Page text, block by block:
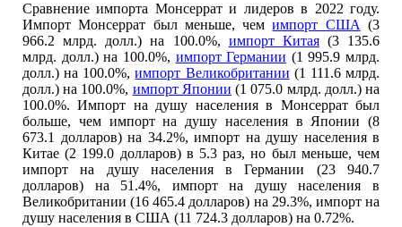
Сравнение импорта Монсеррат и лидеров в 2022 году.
Импорт Монсеррат был меньше, чемимпорт США (3
966.2 млрд. долл.) на 100.0%, импорт Китая(3 135.6
млрд. долл.) на 100.0%, импорт Германии (1 995.9 млрд.
долл.) на 100.0%,импорт Великобритании (1 111.6 млрд.
долл.) на 100.0%, импорт Японии (1 075.0 млрд. долл.) на
100.0%. Импорт на душу населения в Монсеррат был
больше, чем импорт на душу населения в Японии (8
673.1 долларов) на 34.2%, импорт на душу населения в
Китае (2 199.0 долларов) в 5.3 раз, но был меньше, чем
импорт на душу населения в Германии (23 940.7
долларов) на 51.4%, импорт на душу населения в
Великобритании (16 465.4 долларов) на 29.3%, импорт на
душу населения в США (11 724.3 долларов) на 0.72%.